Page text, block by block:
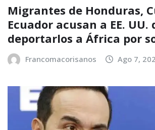
Migrantes de Honduras,
Ecuador acusan a EE. UU.
deportarlos a África por
Francomacorisanos Ago 7,